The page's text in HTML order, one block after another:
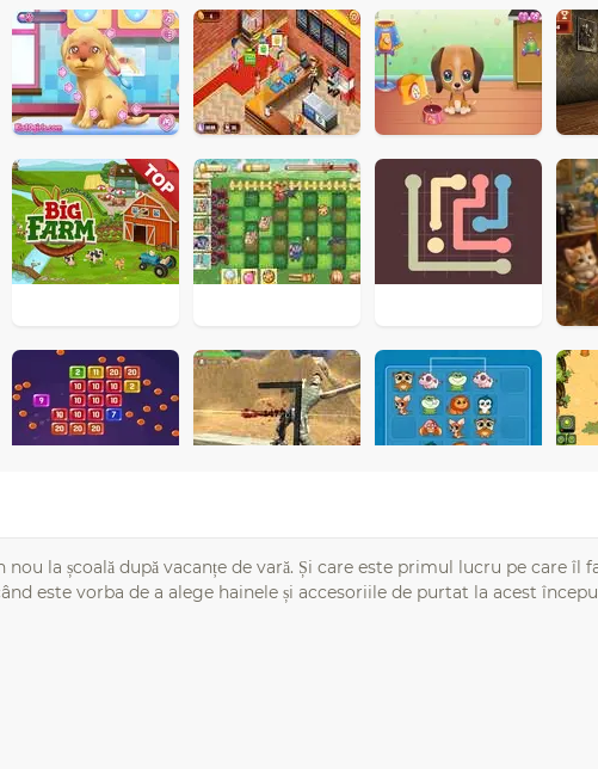
la școală după vacanțe de vară. Și care este primul lucru pe care îl
este vorba de a alege hainele și accesoriile de purtat la acest